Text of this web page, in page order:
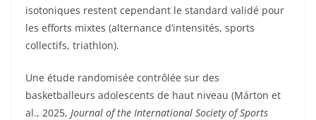
isotoniques restent cependant le standard validé pour
les efforts mixtes (alternance d’intensités, sports
collectifs, triathlon).
Une étude randomisée contrôlée sur des
basketballeurs adolescents de haut niveau (Márton et
al., 2025, Journal of the International Society of Sports